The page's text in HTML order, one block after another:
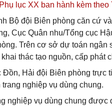
Phụ lục XX ban hành kèm theo
Bộ đội Biên phòng căn cứ
Cục Quân nhu/Tổng cục
Trên cơ sở dự toán
thác tạo nguồn, cấp phát
Đồn, Hải đội Biên phòng
nghiệp vụ dùng chung.
nghiệp vụ dùng chung được